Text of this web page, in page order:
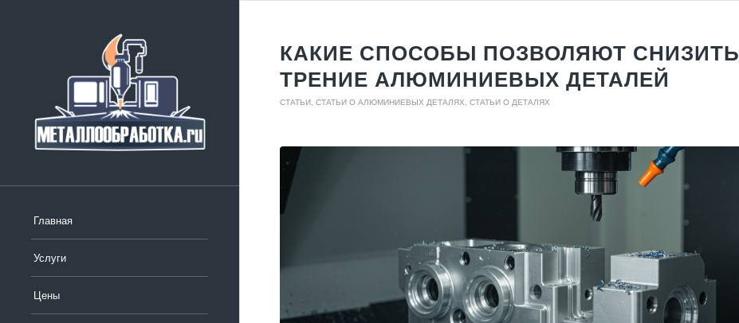
Главная
Услуги
Цены
КАКИЕ СПОСОБЫ ПОЗВОЛЯЮТ СНИЗИТЬ
ТРЕНИЕ АЛЮМИНИЕВЫХ ДЕТАЛЕЙ
СТАТЬИ СТАТЬИ О АЛЮМИНИЕВЫХ ДЕТАЛЯХ СТАТЬИ О ДЕТАЛЯХ